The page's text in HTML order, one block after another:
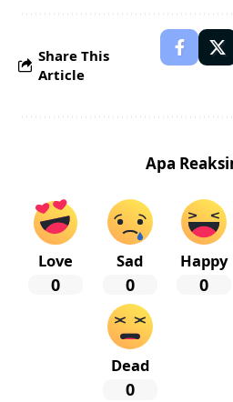
Share This
Article
Apa
Love
0
Sad
0
Happy
0
Dead
0